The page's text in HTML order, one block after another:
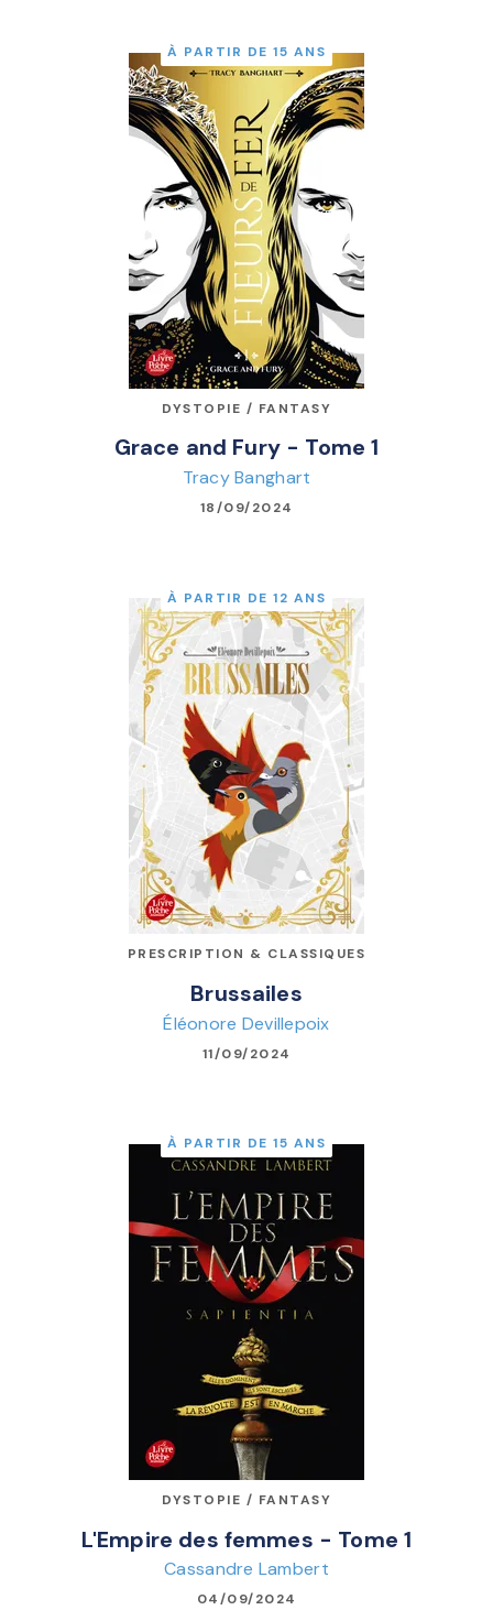
À PARTIR DE 15 ANS
DYSTOPIE / FANTASY
Grace and Fury - Tome 1
Tracy Banghart
18/09/2024
À PARTIR DE 12 ANS
PRESCRIPTION & CLASSIQUES
Brussailes
Éléonore Devillepoix
11/09/2024
À PARTIR DE 15 ANS
DYSTOPIE / FANTASY
L'Empire des femmes - Tome 1
Cassandre Lambert
04/09/2024